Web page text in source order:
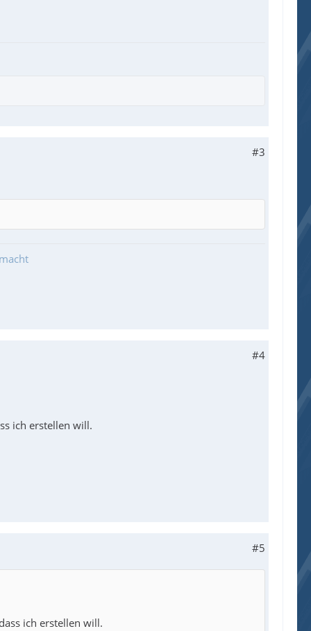
#3
#4
ich erstellen will.
#5
ich erstellen will.